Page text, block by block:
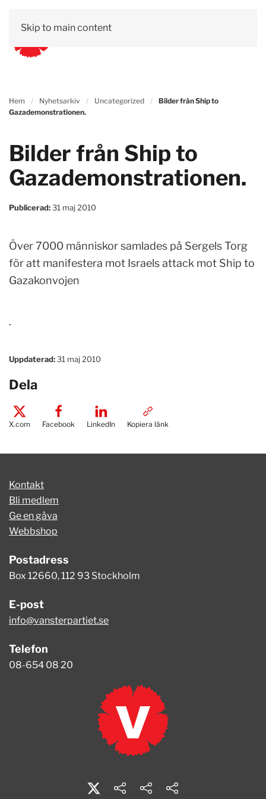
Skip to main content
Hem Nyhetsarkiv Uncategorized
Bilder från Ship to
Gazademonstrationen.
Bilder från Ship to
Gazademonstrationen.
Publicerad:31 maj 2010
Över 7000 människor samlades på Sergels Torg
för att manifestera mot Israels attack mot Ship to
Gazakonvojen
.
Uppdaterad:31 maj 2010
Dela
X.com Facebook LinkedIn Kopiera länk
Kontakt
Bli medlem
Ge en gåva
Webbshop
Postadress
Box 12660, 112 93 Stockholm
E-post
info@vansterpartiet.se
Telefon
08-654 08 20